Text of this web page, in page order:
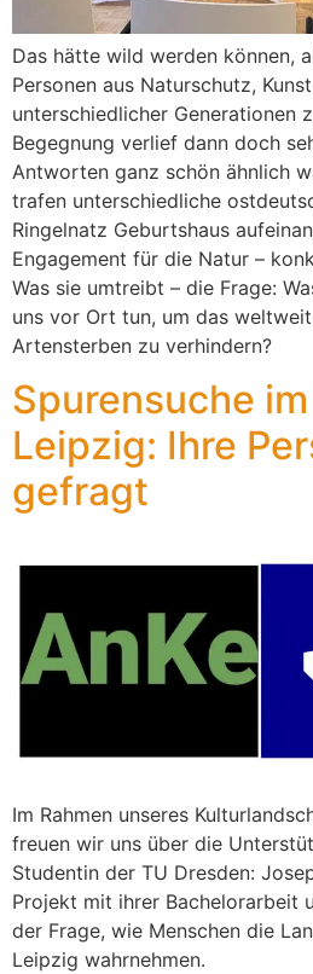
Das hätte wild werden können,
Personen aus Naturschutz,
unterschiedlicher Generationen
Begegnung verlief dann doch
Antworten ganz schön ähnlich
trafen unterschiedliche
Ringelnatz Geburtshaus
Engagement für die Natur –
Was sie umtreibt – die Frage:
uns vor Ort tun, um das
Artensterben zu verhindern?
Spurensuche
Leipzig: Ihre
gefragt
Im Rahmen unseres
freuen wir uns über die
Studentin der TU Dresden:
Projekt mit ihrer Bachelorarbeit
der Frage, wie Menschen die
Leipzig wahrnehmen.